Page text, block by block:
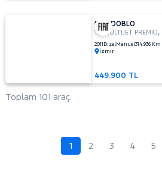
FIAT DOBLO
1.3 MULTIJET PREMIO,
2011 DizelManuel314.936 Km
İzmir
449.900 TL
Toplam 101 araç.
1 2 3 4 5